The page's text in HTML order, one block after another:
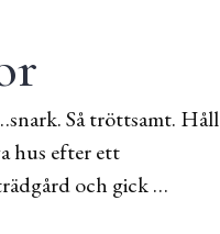
Så tröttsamt. Håll
hus efter ett
och gick …